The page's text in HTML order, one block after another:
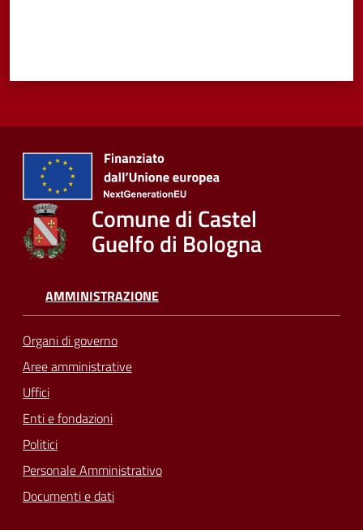
Comune di Castel
Guelfo di Bologna
AMMINISTRAZIONE
Organi di governo
Aree amministrative
Uffici
Enti e fondazioni
Politici
Personale Amministrativo
Documenti e dati